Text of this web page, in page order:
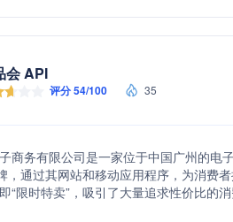
会 API
评分 54/100 35
商务有限公司是一家位于中国广州的电
，通过其网站和移动应用程序，为消费
“限时特卖”，吸引了大量追求性价比的